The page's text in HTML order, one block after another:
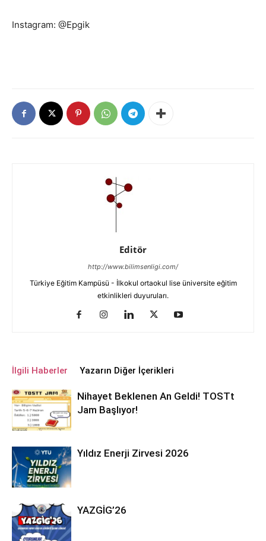
Instagram: @Epgik
Editör
http://www.bilimsenligi.com/
Türkiye Eğitim Kampüsü - İlkokul ortaokul lise üniversite eğitim
etkinlikleri duyuruları.
İlgili Haberler Yazarın Diğer İçerikleri
Nihayet Beklenen An Geldi! TOSTt
Jam Başlıyor!
Yıldız Enerji Zirvesi 2026
YAZGİG’26